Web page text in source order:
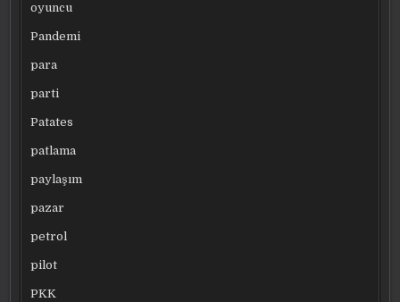
oyuncu
Pandemi
para
parti
Patates
patlama
paylaşım
pazar
petrol
pilot
PKK